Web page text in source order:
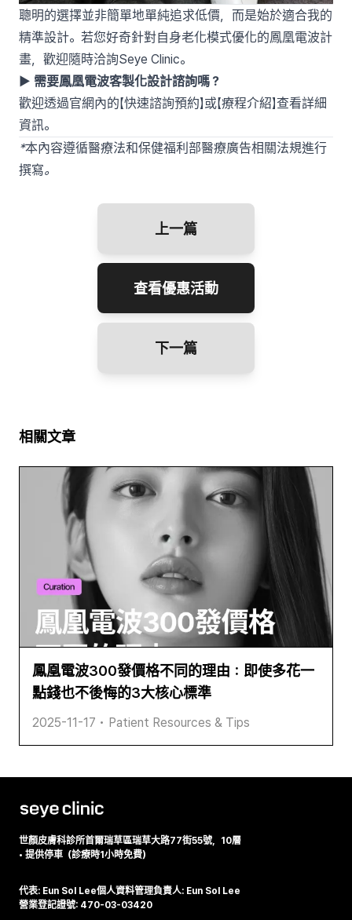
聰明的選擇並非簡單地單純追求低價，而是始於適合我的
精準設計。若您好奇針對自身老化模式優化的鳳凰電波計
畫，歡迎隨時洽詢Seye Clinic。
▶ 需要鳳凰電波客製化設計諮詢嗎？
歡迎透過官網內的【快速諮詢預約】或【療程介紹】查看詳細
資訊。
*本內容遵循醫療法和保健福利部醫療廣告相關法規進行
撰寫。
上一篇
查看優惠活動
下一篇
相關文章
鳳凰電波300發價格不同的理由：即使多花一
點錢也不後悔的3大核心標準
2025-11-17 • Patient Resources & Tips
世顏皮膚科診所首爾瑞草區瑞草大路77街55號，10層
• 提供停車（診療時1小時免費）
代表: Eun Sol Lee個人資料管理負責人: Eun Sol Lee
營業登記證號: 470-03-03420